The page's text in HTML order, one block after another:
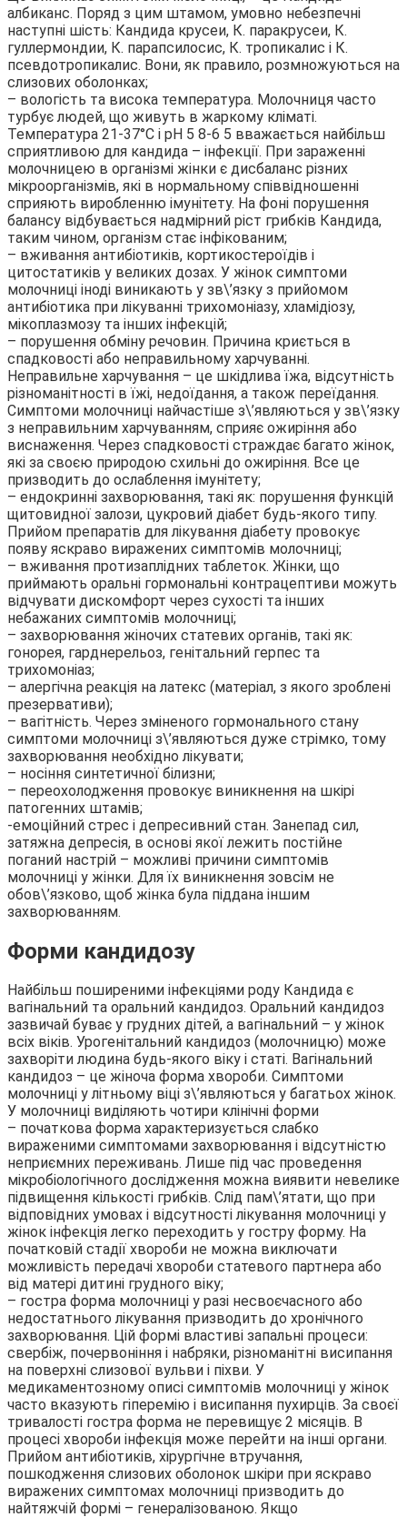
албиканс. Поряд з цим штамом, умовно небезпечні
наступні шість: Кандида крусеи, К. паракрусеи, К.
гуллермондии, К. парапсилосис, К. тропикалис і К.
псевдотропикалис. Вони, як правило, розмножуються на
слизових оболонках;
– вологість та висока температура. Молочниця часто
турбує людей, що живуть в жаркому кліматі.
Температура 21-37°С і рН 5 8-6 5 вважається найбільш
сприятливою для кандида – інфекції. При зараженні
молочницею в організмі жінки є дисбаланс різних
мікроорганізмів, які в нормальному співвідношенні
сприяють виробленню імунітету. На фоні порушення
балансу відбувається надмірний ріст грибків Кандида,
таким чином, організм стає інфікованим;
– вживання антибіотиків, кортикостероїдів і
цитостатиків у великих дозах. У жінок симптоми
молочниці іноді виникають у зв\’язку з прийомом
антибіотика при лікуванні трихомоніазу, хламідіозу,
мікоплазмозу та інших інфекцій;
– порушення обміну речовин. Причина криється в
спадковості або неправильному харчуванні.
Неправильне харчування – це шкідлива їжа, відсутність
різноманітності в їжі, недоїдання, а також переїдання.
Симптоми молочниці найчастіше з\’являються у зв\’язку
з неправильним харчуванням, сприяє ожиріння або
виснаження. Через спадковості страждає багато жінок,
які за своєю природою схильні до ожиріння. Все це
призводить до ослаблення імунітету;
– ендокринні захворювання, такі як: порушення функцій
щитовидної залози, цукровий діабет будь-якого типу.
Прийом препаратів для лікування діабету провокує
появу яскраво виражених симптомів молочниці;
– вживання протизаплідних таблеток. Жінки, що
приймають оральні гормональні контрацептиви можуть
відчувати дискомфорт через сухості та інших
небажаних симптомів молочниці;
– захворювання жіночих статевих органів, такі як:
гонорея, гарднерельоз, генітальний герпес та
трихомоніаз;
– алергічна реакція на латекс (матеріал, з якого зроблені
презервативи);
– вагітність. Через зміненого гормонального стану
симптоми молочниці з\’являються дуже стрімко, тому
захворювання необхідно лікувати;
– носіння синтетичної білизни;
– переохолодження провокує виникнення на шкірі
патогенних штамів;
-емоційний стрес і депресивний стан. Занепад сил,
затяжна депресія, в основі якої лежить постійне
поганий настрій – можливі причини симптомів
молочниці у жінки. Для їх виникнення зовсім не
обов\’язково, щоб жінка була піддана іншим
захворюванням.
Форми кандидозу
Найбільш поширеними інфекціями роду Кандида є
вагінальний та оральний кандидоз. Оральний кандидоз
зазвичай буває у грудних дітей, а вагінальний – у жінок
всіх віків. Урогенітальний кандидоз (молочницю) може
захворіти людина будь-якого віку і статі. Вагінальний
кандидоз – це жіноча форма хвороби. Симптоми
молочниці у літньому віці з\’являються у багатьох жінок.
У молочниці виділяють чотири клінічні форми
– початкова форма характеризується слабко
вираженими симптомами захворювання і відсутністю
неприємних переживань. Лише під час проведення
мікробіологічного дослідження можна виявити невелике
підвищення кількості грибків. Слід пам\’ятати, що при
відповідних умовах і відсутності лікування молочниці у
жінок інфекція легко переходить у гостру форму. На
початковій стадії хвороби не можна виключати
можливість передачі хвороби статевого партнера або
від матері дитині грудного віку;
– гостра форма молочниці у разі несвоєчасного або
недостатнього лікування призводить до хронічного
захворювання. Цій формі властиві запальні процеси:
свербіж, почервоніння і набряки, різноманітні висипання
на поверхні слизової вульви і піхви. У
медикаментозному описі симптомів молочниці у жінок
часто вказують гіперемію і висипання пухирців. За своєї
тривалості гостра форма не перевищує 2 місяців. В
процесі хвороби інфекція може перейти на інші органи.
Прийом антибіотиків, хірургічне втручання,
пошкодження слизових оболонок шкіри при яскраво
виражених симптомах молочниці призводить до
найтяжчій формі – генералізованою. Якщо